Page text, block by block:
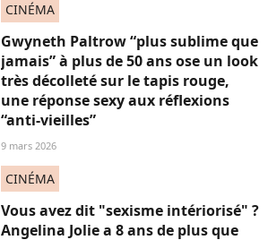
CINÉMA
Gwyneth Paltrow “plus sublime que
jamais” à plus de 50 ans ose un look
très décolleté sur le tapis rouge,
une réponse sexy aux réflexions
“anti-vieilles”
9 mars 2026
CINÉMA
Vous avez dit "sexisme intériorisé" ?
Angelina Jolie a 8 ans de plus que